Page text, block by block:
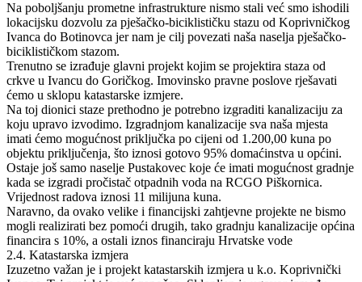
Na poboljšanju prometne infrastrukture nismo stali već smo ishodili
lokacijsku dozvolu za pješačko-biciklističku stazu od Koprivničkog
Ivanca do Botinovca jer nam je cilj povezati naša naselja pješačko-
biciklističkom stazom.
Trenutno se izrađuje glavni projekt kojim se projektira staza od
crkve u Ivancu do Goričkog. Imovinsko pravne poslove rješavati
ćemo u sklopu katastarske izmjere.
Na toj dionici staze prethodno je potrebno izgraditi kanalizaciju za
koju upravo izvodimo. Izgradnjom kanalizacije sva naša mjesta
imati ćemo mogućnost priključka po cijeni od 1.200,00 kuna po
objektu priključenja, što iznosi gotovo 95% domaćinstva u općini.
Ostaje još samo naselje Pustakovec koje će imati mogućnost gradnje
kada se izgradi pročistač otpadnih voda na RCGO Piškornica.
Vrijednost radova iznosi 11 milijuna kuna.
Naravno, da ovako velike i financijski zahtjevne projekte ne bismo
mogli realizirati bez pomoći drugih, tako gradnju kanalizacije općina
financira s 10%, a ostali iznos financiraju Hrvatske vode
2.4. Katastarska izmjera
Izuzetno važan je i projekt katastarskih izmjera u k.o. Koprivnički